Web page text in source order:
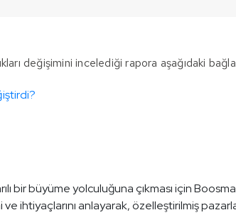
değişimini incelediği rapora aşağıdaki
bir büyüme yolculuğuna çıkması için
ihtiyaçlarını anlayarak, özelleştirilmiş